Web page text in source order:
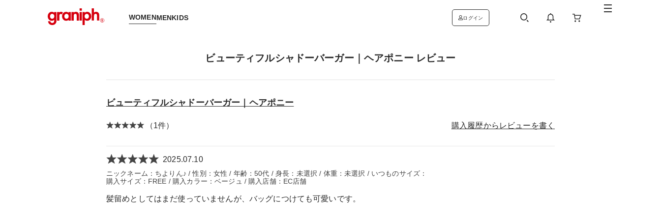
WOMENMENKIDS ログイン
ビューティフルシャドーバーガー｜ヘアポニー レビュー
ビューティフルシャドーバーガー｜ヘアポニー
（1件） 購入履歴からレビューを書く
2025.07.10
ニックネーム：ちよりん♪ / 性別：女性 / 年齢：50代 / 身長：未選択 / 体重：未選択 / いつものサイズ：
購入サイズ：FREE / 購入カラー：ベージュ / 購入店舗：EC店舗
髪留めとしてはまだ使っていませんが、バッグにつけても可愛いです。